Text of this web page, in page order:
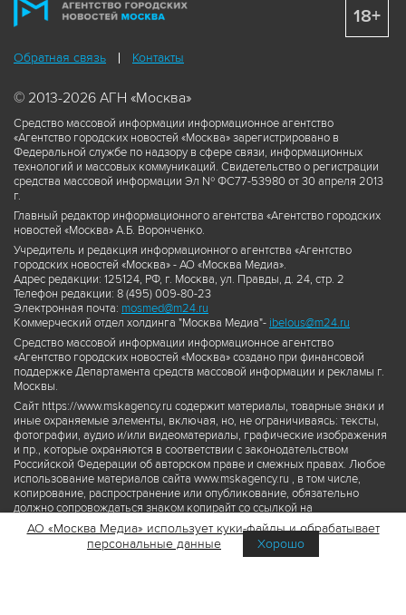
Обратная связь Контакты
© 2013-2026 АГН «Москва»
Средство массовой информации информационное агентство
«Агентство городских новостей «Москва» зарегистрировано в
Федеральной службе по надзору в сфере связи, информационных
технологий и массовых коммуникаций. Свидетельство о регистрации
средства массовой информации Эл № ФС77-53980 от 30 апреля 2013
г.
Главный редактор информационного агентства «Агентство городских
новостей «Москва» А.Б. Воронченко.
Учредитель и редакция информационного агентства «Агентство
городских новостей «Москва» - АО «Москва Медиа».
Адрес редакции: 125124, РФ, г. Москва, ул. Правды, д. 24, стр. 2
Телефон редакции: 8 (495) 009-80-23
Электронная почта: mosmed@m24.ru
Коммерческий отдел холдинга "Москва Медиа"- ibelous@m24.ru
Средство массовой информации информационное агентство
«Агентство городских новостей «Москва» создано при финансовой
поддержке Департамента средств массовой информации и рекламы г.
Москвы.
Сайт https://www.mskagency.ru содержит материалы, товарные знаки и
иные охраняемые элементы, включая, но, не ограничиваясь: тексты,
фотографии, аудио и/или видеоматериалы, графические изображения
и пр., которые охраняются в соответствии с законодательством
Российской Федерации об авторском праве и смежных правах. Любое
использование материалов сайта www.mskagency.ru , в том числе,
копирование, распространение или опубликование, обязательно
должно сопровождаться знаком копирайт со ссылкой на
правообладателя © АО «Москва Медиа», а также гиперссылкой на сайт
www.mskagency.ru как на первоисточник информации. Переработка
материалов сайта www.mskagency.ru не допускается.
18+
АО «Москва Медиа» использует куки-файлы и обрабатывает
персональные данные
Хорошо